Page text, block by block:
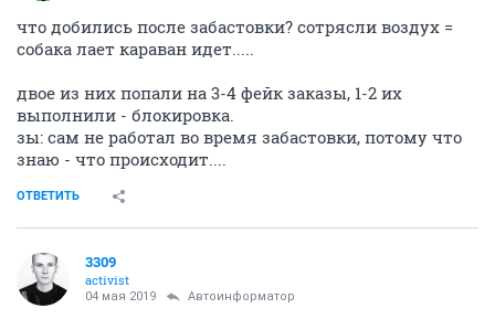
что добились после забастовки? сотрясли воздух =
собака лает караван идет.....
двое из них попали на 3-4 фейк заказы, 1-2 их
выполнили - блокировка.
зы: сам не работал во время забастовки, потому что
знаю - что происходит....
ОТВЕТИТЬ
3309
activist
04 мая 2019 Автоинформатор